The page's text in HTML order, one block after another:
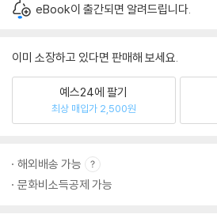
eBook이 출간되면 알려드립니다.
이미 소장하고 있다면 판매해 보세요.
예스24에 팔기
최상 매입가 2,500원
해외배송 가능
문화비소득공제 가능